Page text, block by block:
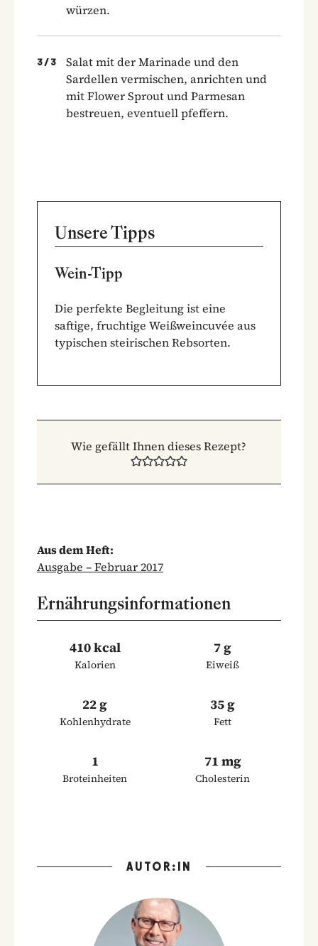
würzen.
3 / 3
Salat mit der Marinade und den
Sardellen vermischen, anrichten und
mit Flower Sprout und Parmesan
bestreuen, eventuell pfeffern.
Unsere Tipps
Wein-Tipp
Die perfekte Begleitung ist eine
saftige, fruchtige Weißweincuvée aus
typischen steirischen Rebsorten.
Wie gefällt Ihnen dieses Rezept?
Aus dem Heft:
Ausgabe – Februar 2017
Ernährungsinformationen
410 kcal
Kalorien
7 g
Eiweiß
22 g
Kohlenhydrate
35 g
Fett
1
Broteinheiten
71 mg
Cholesterin
AUTOR:IN